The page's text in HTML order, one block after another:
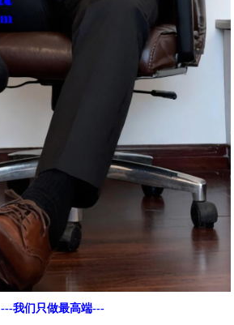
---我们只做最高端---